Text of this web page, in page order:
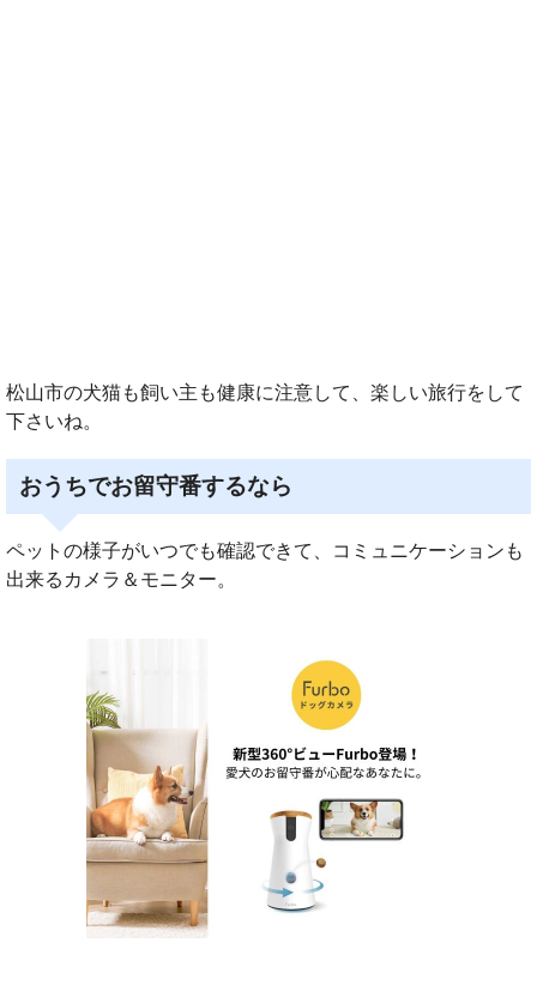
松山市の犬猫も飼い主も健康に注意して、楽しい旅行をして
下さいね。
おうちでお留守番するなら
ペットの様子がいつでも確認できて、コミュニケーションも
出来るカメラ＆モニター。